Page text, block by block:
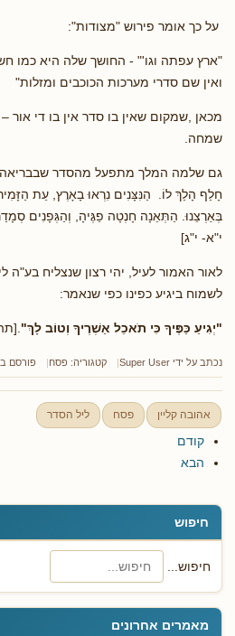
חיפוש
חיפוש...
מאמרים אחרונים
על כך אומר פירוש "מצודות":
"ארץ עפתה וגו'" - החושך שלה היא כמו
ואין שם סדרי מערכות הכוכבים ומזלות"
מכאן ,שמקום שאין בו סדר אין בו די אור
שמחה.
גם שלמה המלך מתפעל מהסדר
חָלַף הָלַךְ לוֹ. הַנִּצָּנִים נִרְאוּ בָאָרֶץ, עֵת
בְּאַרְצֵנוּ. הַתְּאֵנָה חָנְטָה פַגֶּיהָ, וְהַגְּפָנִים
י"א- י"ג]
לאור האמור לעיל, יהי רצון שנצליח בע"ה
לשמוח ביגיע כפינו כפי שנאמר:
"יְגִיעַ כַּפֶּיךָ כִּי תֹאכֵל אַשְׁרֶיךָ וְטוֹב לָךְ"
נכתב על ידי Super User קטגוריה: פסח פורסם ב14 אוקטובר 2020
אהובה קליין פסח ליל הסדר
קודם
הבא